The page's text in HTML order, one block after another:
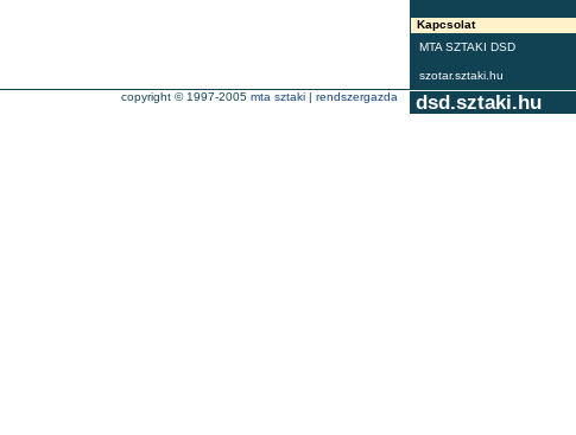
Kapcsolat
MTA SZTAKI DSD
szotar.sztaki.hu
dsd.sztaki.hu
copyright © 1997-2005 mta sztaki | rendszergazda